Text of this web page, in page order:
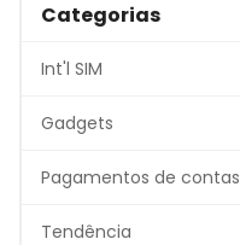
Categorias
Int'l SIM
Gadgets
Pagamentos de contas
Tendência